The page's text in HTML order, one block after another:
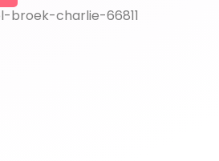
charlie-66811